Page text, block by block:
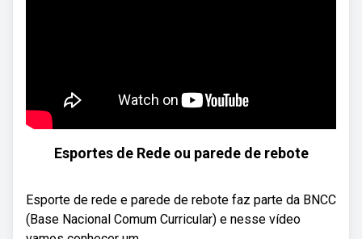
Esportes de Rede ou parede de rebote
Esporte de rede e parede de rebote faz parte da BNCC
(Base Nacional Comum Curricular) e nesse vídeo